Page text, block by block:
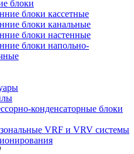
блоки
блоки кассетные
блоки канальные
блоки настенные
блоки напольно-
конденсаторные блоки
VRF и VRV системы